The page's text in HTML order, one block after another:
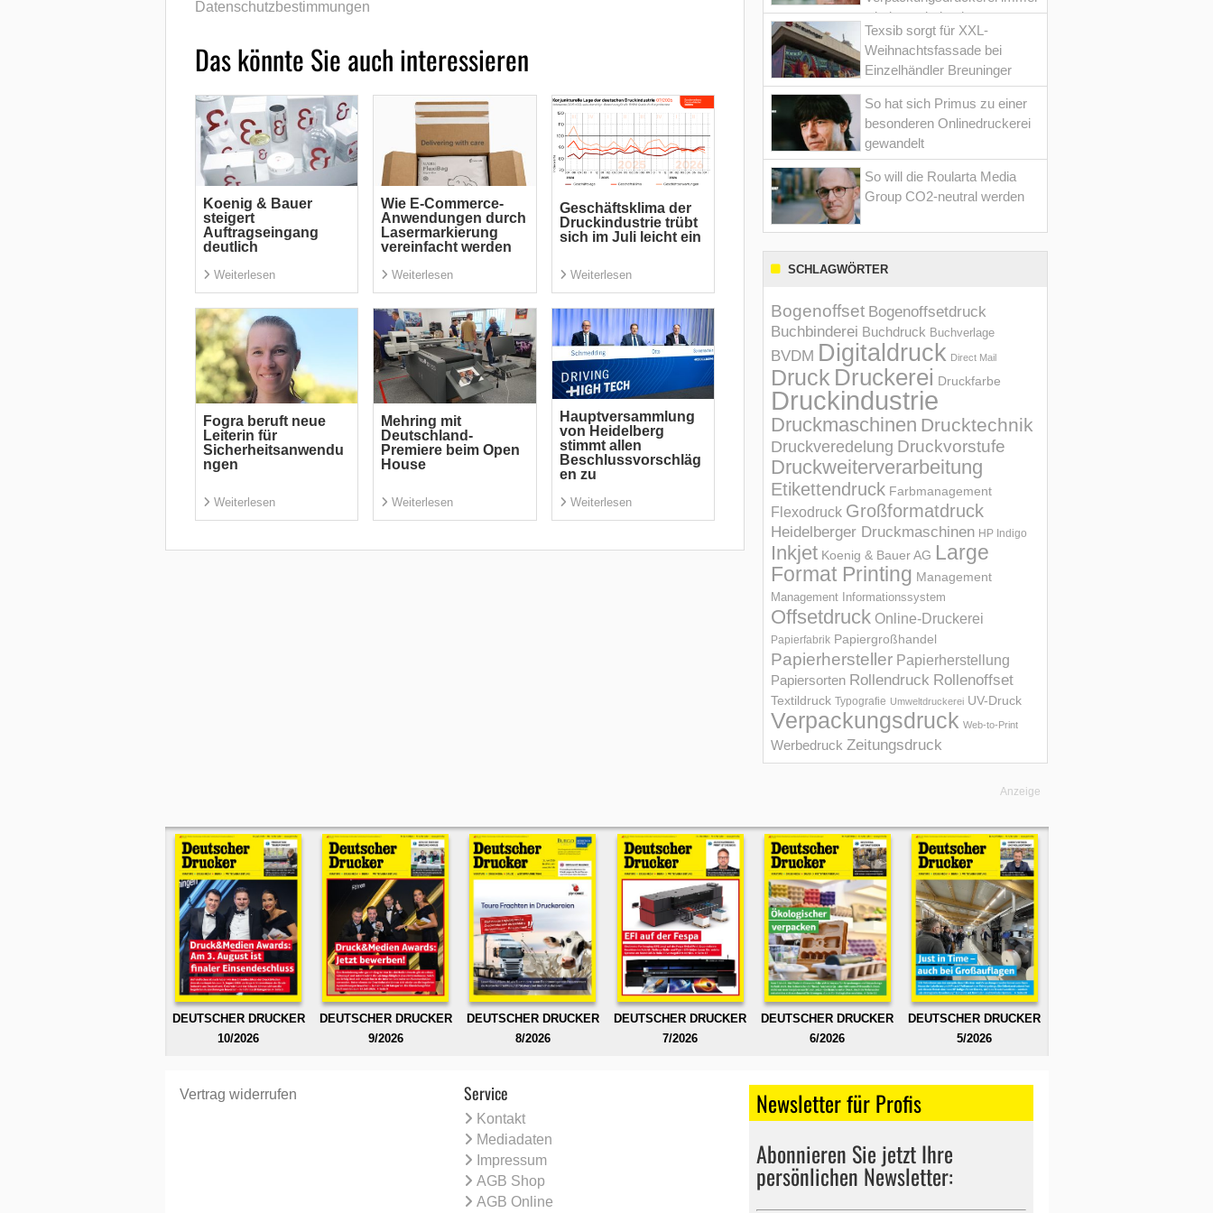
Datenschutzbestimmungen
Das könnte Sie auch interessieren
Koenig & Bauer
steigert
Auftragseingang
deutlich
Weiterlesen
Wie E-Commerce-
Anwendungen durch
Lasermarkierung
vereinfacht werden
Weiterlesen
Geschäftsklima der
Druckindustrie trübt
sich im Juli leicht ein
Weiterlesen
Fogra beruft neue
Leiterin für
Sicherheitsanwendu
ngen
Weiterlesen
Mehring mit
Deutschland-
Premiere beim Open
House
Weiterlesen
Hauptversammlung
von Heidelberg
stimmt allen
Beschlussvorschläg
en zu
Weiterlesen
wieder optimiert hat
Texsib sorgt für XXL-
Weihnachtsfassade bei
Einzelhändler Breuninger
So hat sich Primus zu einer
besonderen Onlinedruckerei
gewandelt
So will die Roularta Media
Group CO2-neutral werden
SCHLAGWÖRTER
Bogenoffset Bogenoffsetdruck
Buchbinderei Buchdruck Buchverlage
BVDM Digitaldruck Direct Mail
Druck Druckerei Druckfarbe
Druckindustrie
Druckmaschinen Drucktechnik
Druckveredelung Druckvorstufe
Druckweiterverarbeitung
Etikettendruck Farbmanagement
Flexodruck Großformatdruck
Heidelberger Druckmaschinen HP Indigo
Inkjet Koenig & Bauer AG Large
Format Printing Management
Management Informations­system
Offsetdruck Online-Druckerei
Papierfabrik Papiergroßhandel
Papierhersteller Papierherstellung
Papiersorten Rollendruck Rollenoffset
Textildruck Typografie Umweltdruckerei UV-Druck
Verpackungsdruck Web-to-Print
Werbedruck Zeitungsdruck
Anzeige
DEUTSCHER DRUCKER
10/2026
DEUTSCHER DRUCKER
9/2026
DEUTSCHER DRUCKER
8/2026
DEUTSCHER DRUCKER
7/2026
DEUTSCHER DRUCKER
6/2026
DEUTSCHER DRUCKER
5/2026
Vertrag widerrufen Service
Kontakt
Mediadaten
Impressum
AGB Shop
AGB Online
Newsletter für Profis
Abonnieren Sie jetzt Ihre
persönlichen Newsletter: